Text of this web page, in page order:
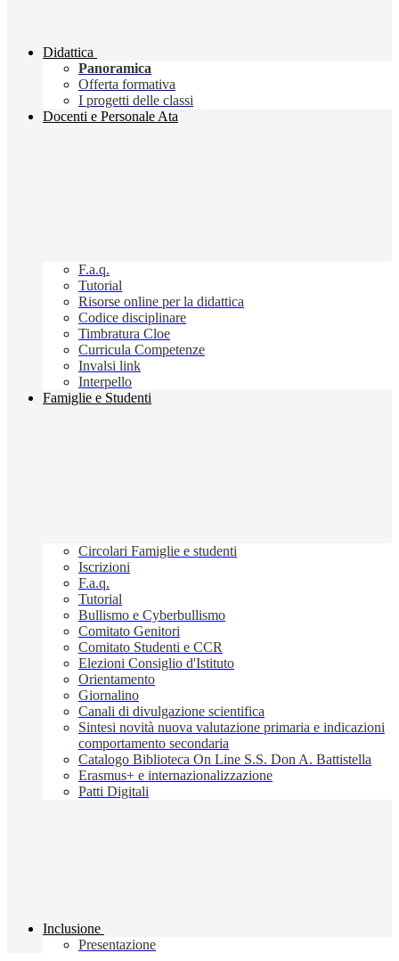
Didattica
Panoramica
Offerta formativa
I progetti delle classi
Docenti e Personale Ata
F.a.q.
Tutorial
Risorse online per la didattica
Codice disciplinare
Timbratura Cloe
Curricula Competenze
Invalsi link
Interpello
Famiglie e Studenti
Circolari Famiglie e studenti
Iscrizioni
F.a.q.
Tutorial
Bullismo e Cyberbullismo
Comitato Genitori
Comitato Studenti e CCR
Elezioni Consiglio d'Istituto
Orientamento
Giornalino
Canali di divulgazione scientifica
Sintesi novità nuova valutazione primaria e indicazioni
comportamento secondaria
Catalogo Biblioteca On Line S.S. Don A. Battistella
Erasmus+ e internazionalizzazione
Patti Digitali
Inclusione
Presentazione